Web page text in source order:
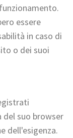
essere
in caso di
o dei suoi
suo browser
dell'esigenza.